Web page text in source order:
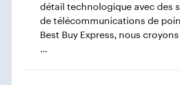
détail technologique avec des
de télécommunications de
Best Buy Express, nous croyons
...